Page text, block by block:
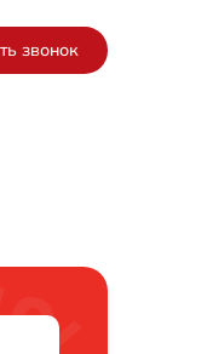
звонок